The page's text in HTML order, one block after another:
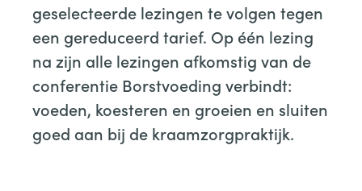
geselecteerde lezingen te volgen tegen
een gereduceerd tarief. Op één lezing
na zijn alle lezingen afkomstig van de
conferentie Borstvoeding verbindt:
voeden, koesteren en groeien en sluiten
goed aan bij de kraamzorgpraktijk.